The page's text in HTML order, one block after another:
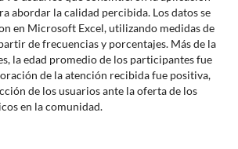
abordar la calidad percibida. Los datos se
en Microsoft Excel, utilizando medidas de
de frecuencias y porcentajes. Más de la
la edad promedio de los participantes fue
de la atención recibida fue positiva,
de los usuarios ante la oferta de los
en la comunidad.